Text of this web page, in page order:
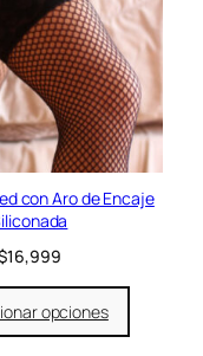
i
g
i
n
a
l
e
r
a
:
2
2
,
9
t
u
a
l
e
s
:
$
1
9
9
.
con Aro de Encaje
16,999
opciones